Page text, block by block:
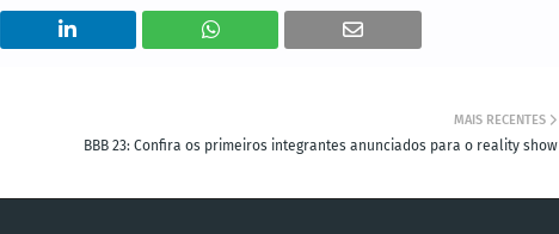
MAIS RECENTES
BBB 23: Confira os primeiros integrantes anunciados para o reality show